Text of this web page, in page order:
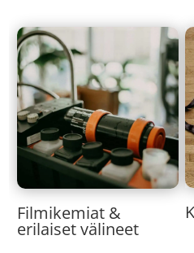
Filmikemiat &
erilaiset välineet